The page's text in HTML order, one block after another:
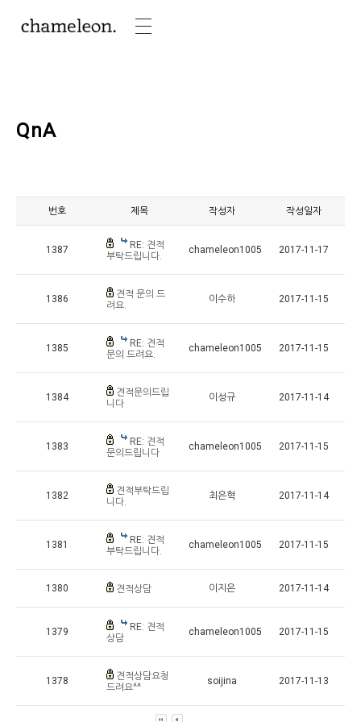
QnA
번호 제목 작성자 작성일자
1387
RE: 견적
부탁드립니다.
chameleon1005 2017-11-17
1386
견적 문의 드
려요.
이수하 2017-11-15
1385
RE: 견적
문의 드려요.
chameleon1005 2017-11-15
1384
견적문의드립
니다
이성규 2017-11-14
1383
RE: 견적
문의드립니다
chameleon1005 2017-11-15
1382
견적부탁드립
니다.
최은혁 2017-11-14
1381
RE: 견적
부탁드립니다.
chameleon1005 2017-11-15
1380 견적상담 이지은 2017-11-14
1379
RE: 견적
상담
chameleon1005 2017-11-15
1378
견적상담요청
드려요^^
soijina 2017-11-13